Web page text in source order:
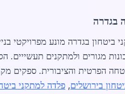
בגדרה
בירושלים, פלדה למתקני